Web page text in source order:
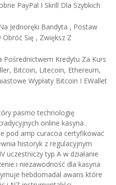
PayPal I Skrill Dla Szybkich
Jednoręki Bandyta , Postaw
Się , Zwiększ Z
Pośrednictwem Kredytu Za Kurs
Bitcoin, Litecoin, Ethereum,
Wypłaty Bitcoin I EWallet
pasmo technologię
online kasyna .
pod amp curacoa certyfikować
historyk z regulacyjnym
uczestniczy typ A w działanie
i niezawodność dla kasyna
hebdomadal awans które